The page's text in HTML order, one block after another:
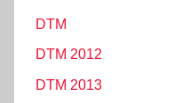
DTM
DTM 2012
DTM 2013